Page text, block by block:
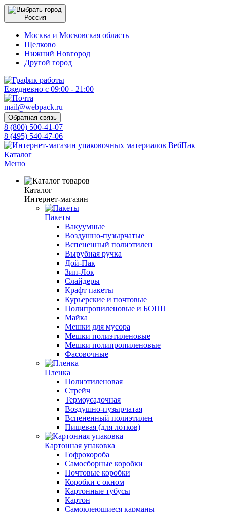
Россия
Москва и Московская область
Щелково
Нижний Новгород
Другой город
Ежедневно с 09:00 - 21:00
mail@webpack.ru
Обратная связь
8 (800) 500-41-07
8 (495) 540-47-06
Каталог
Меню
Каталог
Интернет-магазин
Пакеты
Вакуумные
Воздушно-пузырчатые
Вспененный полиэтилен
Вырубная ручка
Дой-Пак
Зип-Лок
Слайдеры
Крафт пакеты
Курьерские и почтовые
Полипропиленовые и БОПП
Майка
Мешки для мусора
Мешки полиэтиленовые
Мешки полипропиленовые
Фасовочные
Пленка
Полиэтиленовая
Стрейч
Термоусадочная
Воздушно-пузырчатая
Вспененный полиэтилен
Пищевая (для лотков)
Картонная упаковка
Гофрокороба
Самосборные коробки
Почтовые коробки
Коробки с окном
Картонные тубусы
Картон
Самоклеющиеся карманы